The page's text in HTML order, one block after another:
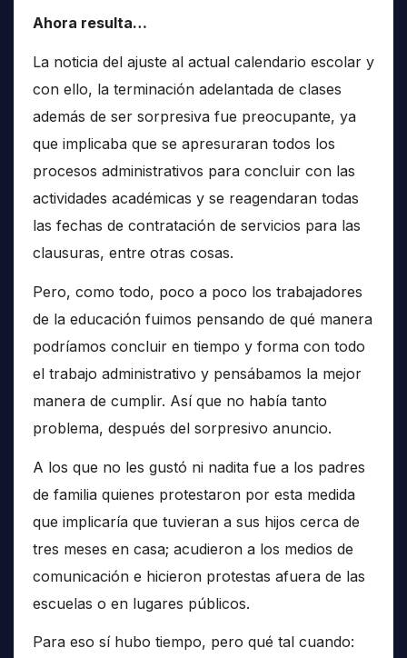
Ahora resulta…
La noticia del ajuste al actual calendario escolar y
con ello, la terminación adelantada de clases
además de ser sorpresiva fue preocupante, ya
que implicaba que se apresuraran todos los
procesos administrativos para concluir con las
actividades académicas y se reagendaran todas
las fechas de contratación de servicios para las
clausuras, entre otras cosas.
Pero, como todo, poco a poco los trabajadores
de la educación fuimos pensando de qué manera
podríamos concluir en tiempo y forma con todo
el trabajo administrativo y pensábamos la mejor
manera de cumplir. Así que no había tanto
problema, después del sorpresivo anuncio.
A los que no les gustó ni nadita fue a los padres
de familia quienes protestaron por esta medida
que implicaría que tuvieran a sus hijos cerca de
tres meses en casa; acudieron a los medios de
comunicación e hicieron protestas afuera de las
escuelas o en lugares públicos.
Para eso sí hubo tiempo, pero qué tal cuando: